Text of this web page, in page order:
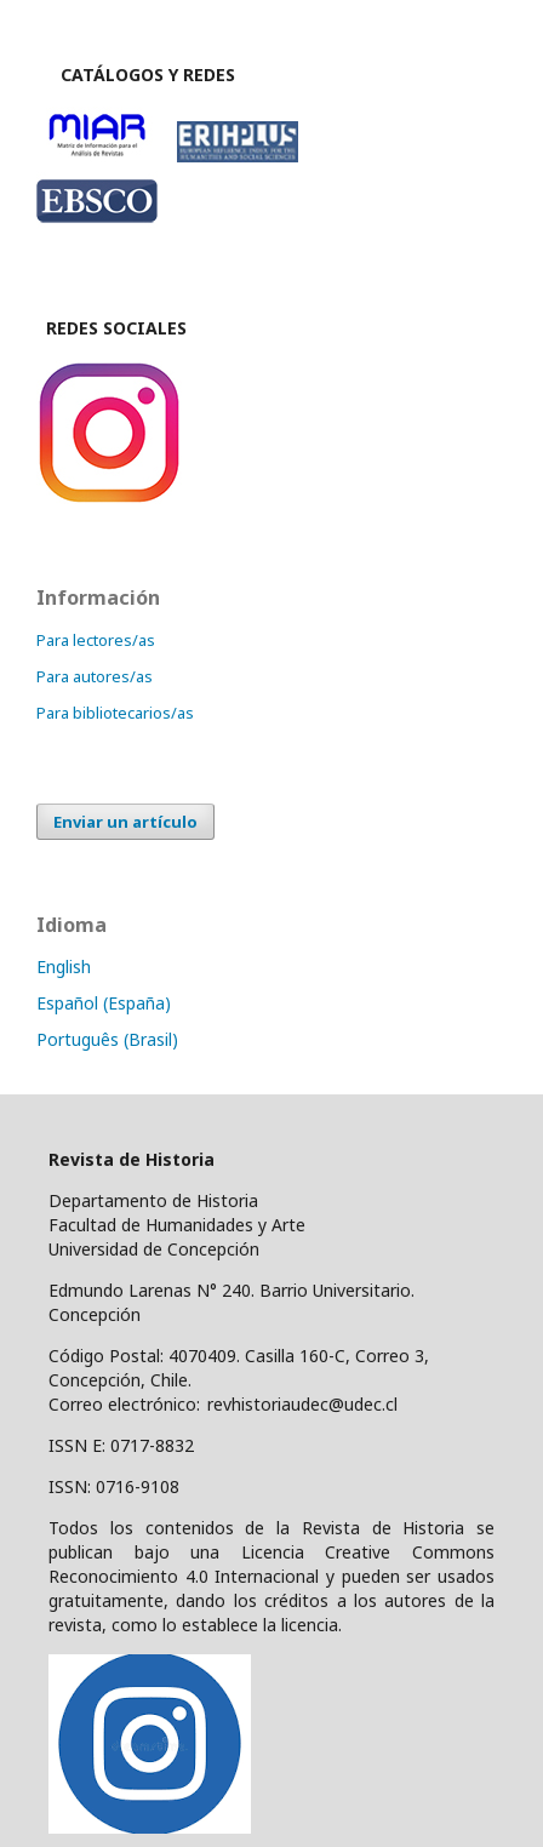
CATÁLOGOS Y REDES
REDES SOCIALES
Información
Para lectores/as
Para autores/as
Para bibliotecarios/as
Enviar un artículo
Idioma
English
Español (España)
Português (Brasil)
Revista de Historia
Departamento de Historia
Facultad de Humanidades y Arte
Universidad de Concepción
Edmundo Larenas N° 240. Barrio Universitario.
Concepción
Código Postal: 4070409. Casilla 160-C, Correo 3,
Concepción, Chile.
Correo electrónico: revhistoriaudec@udec.cl
ISSN E: 0717-8832
ISSN: 0716-9108
Todos los contenidos de la Revista de Historia se
publican bajo una
Licencia Creative Commons
Reconocimiento 4.0 Internacional y pueden ser usados
gratuitamente, dando los créditos a los autores de la
revista, como lo establece la licencia.